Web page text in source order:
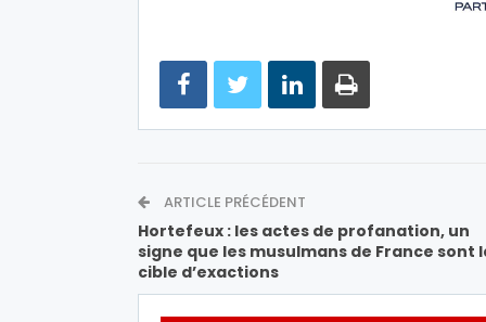
ARTICLE PRÉCÉDENT
Hortefeux : les actes de profanation, un
signe que les musulmans de France sont
cible d’exactions